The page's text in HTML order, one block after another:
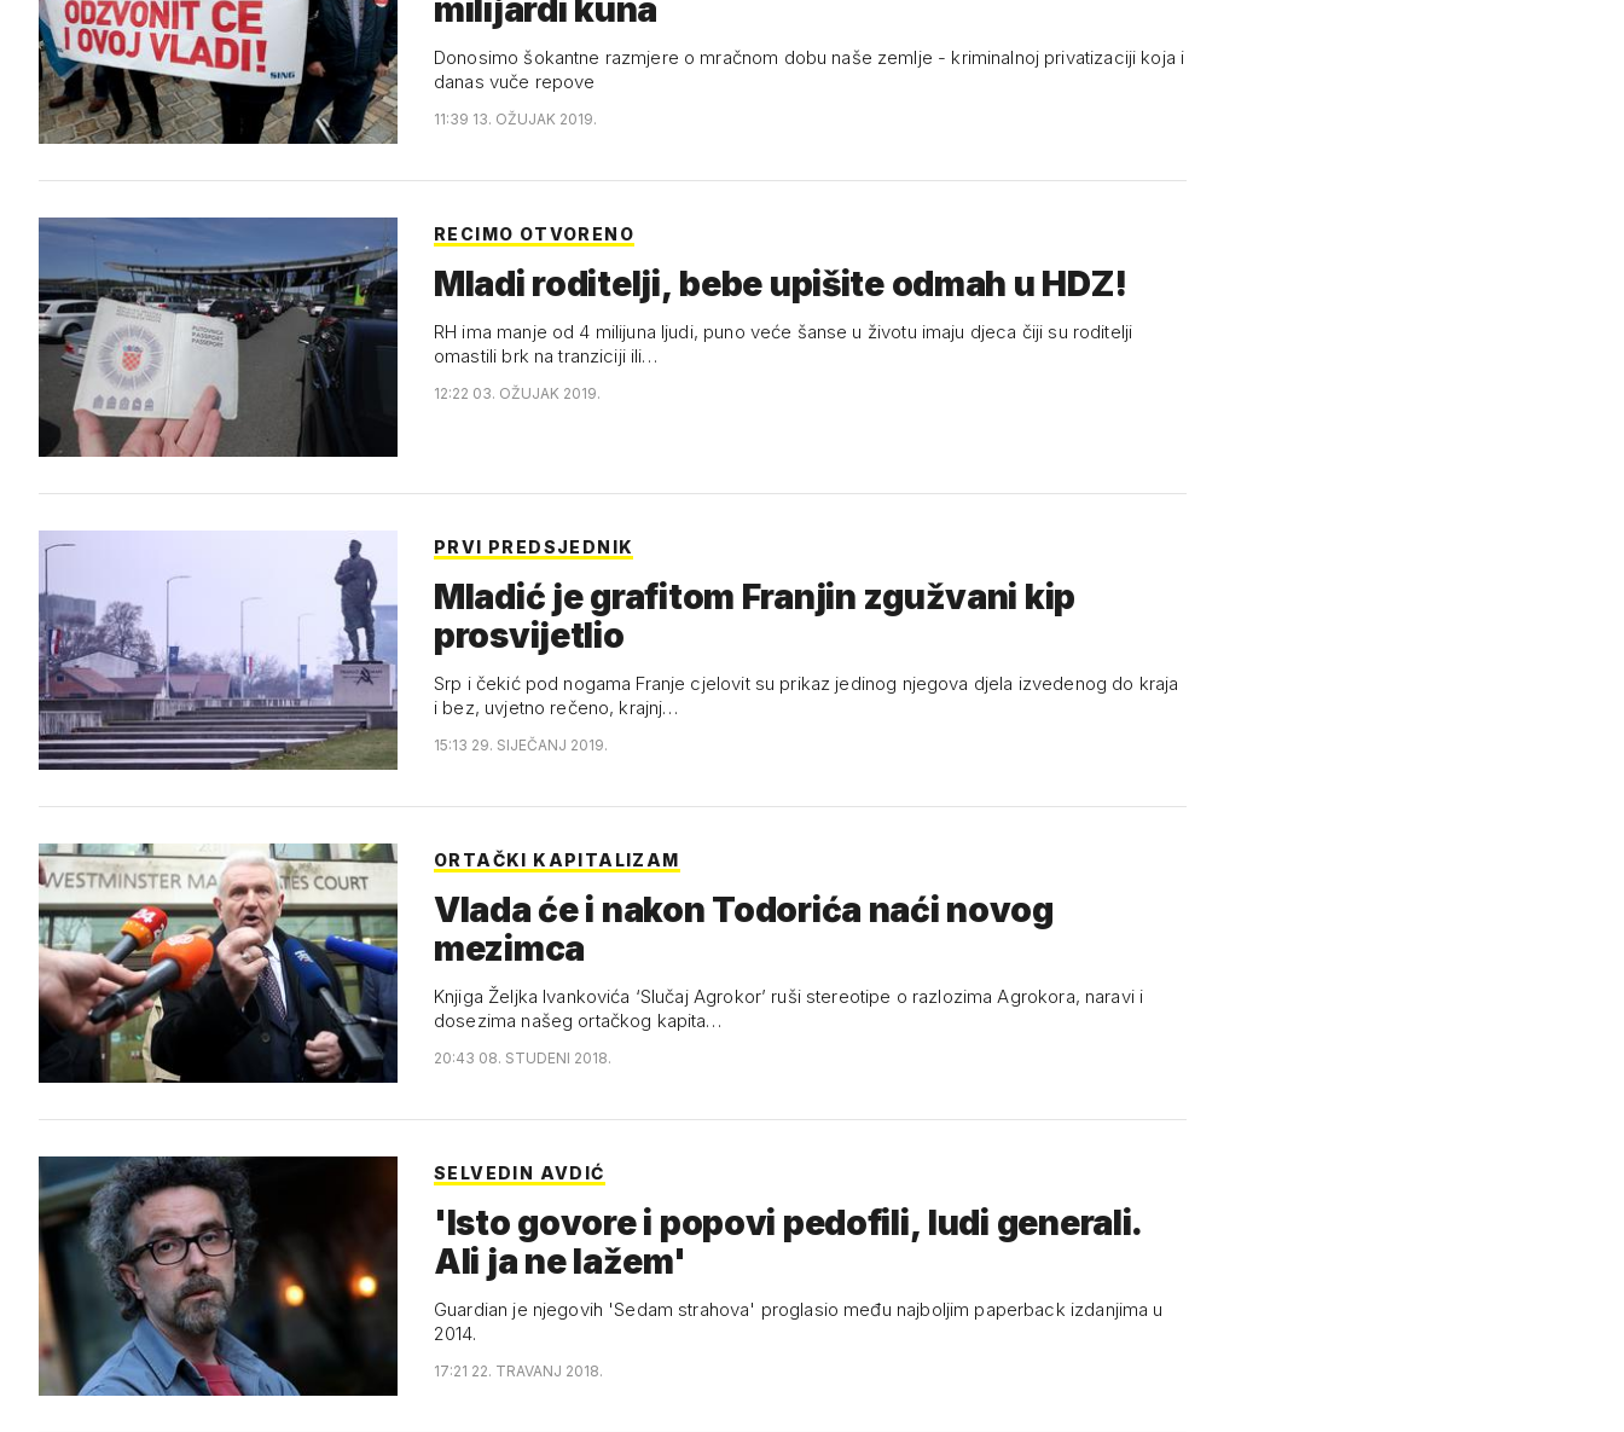
milijardi kuna
Donosimo šokantne razmjere o mračnom dobu naše zemlje - kriminalnoj privatizaciji koja i
danas vuče repove
11:39 13. OŽUJAK 2019.
RECIMO OTVORENO
Mladi roditelji, bebe upišite odmah u HDZ!
RH ima manje od 4 milijuna ljudi, puno veće šanse u životu imaju djeca čiji su roditelji
omastili brk na tranziciji ili…
12:22 03. OŽUJAK 2019.
PRVI PREDSJEDNIK
Mladić je grafitom Franjin zgužvani kip
prosvijetlio
Srp i čekić pod nogama Franje cjelovit su prikaz jedinog njegova djela izvedenog do kraja
i bez, uvjetno rečeno, krajnj…
15:13 29. SIJEČANJ 2019.
ORTAČKI KAPITALIZAM
Vlada će i nakon Todorića naći novog
mezimca
Knjiga Željka Ivankovića ‘Slučaj Agrokor’ ruši stereotipe o razlozima Agrokora, naravi i
dosezima našeg ortačkog kapita…
20:43 08. STUDENI 2018.
SELVEDIN AVDIĆ
'Isto govore i popovi pedofili, ludi generali.
Ali ja ne lažem'
Guardian je njegovih 'Sedam strahova' proglasio među najboljim paperback izdanjima u
2014.
17:21 22. TRAVANJ 2018.